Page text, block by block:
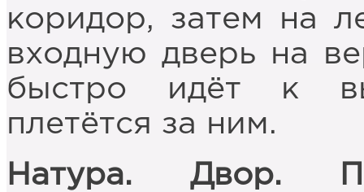
коридор, затем на
входную дверь на
быстро идёт к
плетётся за ним.
Натура. Двор.